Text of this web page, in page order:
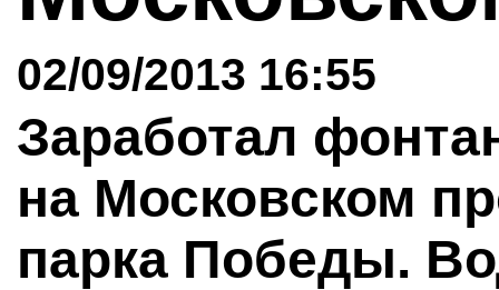
02/09/2013 16:55
Заработал
на Московском
парка Победы.